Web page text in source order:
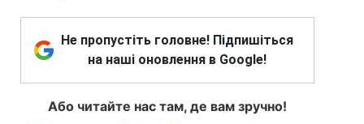
Не пропустіть головне! Підпишіться
на наші оновлення в Google!
Або читайте нас там, де вам зручно!